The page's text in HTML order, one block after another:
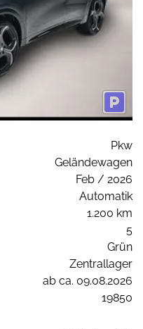
Pkw
Geländewagen
Feb / 2026
Automatik
1.200 km
5
Grün
Zentrallager
ab ca. 09.08.2026
19850